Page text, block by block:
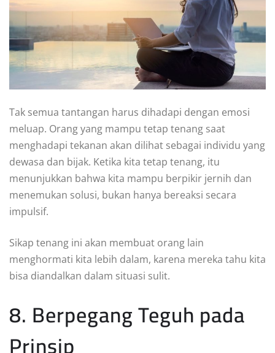
Tak semua tantangan harus dihadapi dengan emosi
meluap. Orang yang mampu tetap tenang saat
menghadapi tekanan akan dilihat sebagai individu yang
dewasa dan bijak. Ketika kita tetap tenang, itu
menunjukkan bahwa kita mampu berpikir jernih dan
menemukan solusi, bukan hanya bereaksi secara
impulsif.
Sikap tenang ini akan membuat orang lain
menghormati kita lebih dalam, karena mereka tahu kita
bisa diandalkan dalam situasi sulit.
8. Berpegang Teguh pada